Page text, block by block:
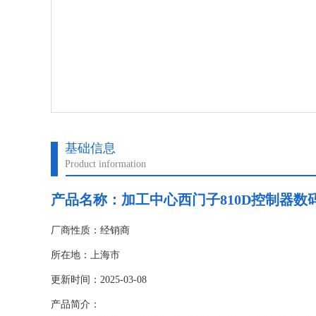
基础信息
Product information
产品名称： 加工中心西门子810D控制器数
厂商性质：经销商
所在地：上海市
更新时间：2025-03-08
产品简介：